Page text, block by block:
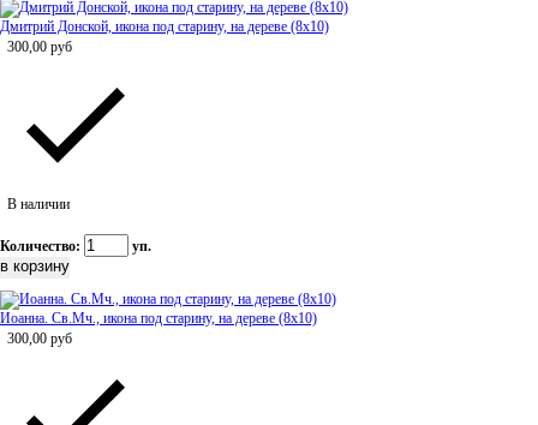
Дмитрий Донской, икона под старину, на дереве (8x10)
300,00 руб
В наличии
Количество: уп.
Иоанна. Св.Мч., икона под старину, на дереве (8x10)
300,00 руб